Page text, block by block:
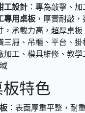
工設計 ：專為敲擊、
專用桌板 ，厚實耐敲
，承載力高，超厚桌板
三屜、吊櫃、平台、掛
加工、模具維修、教
特色
：表面厚重平整，耐